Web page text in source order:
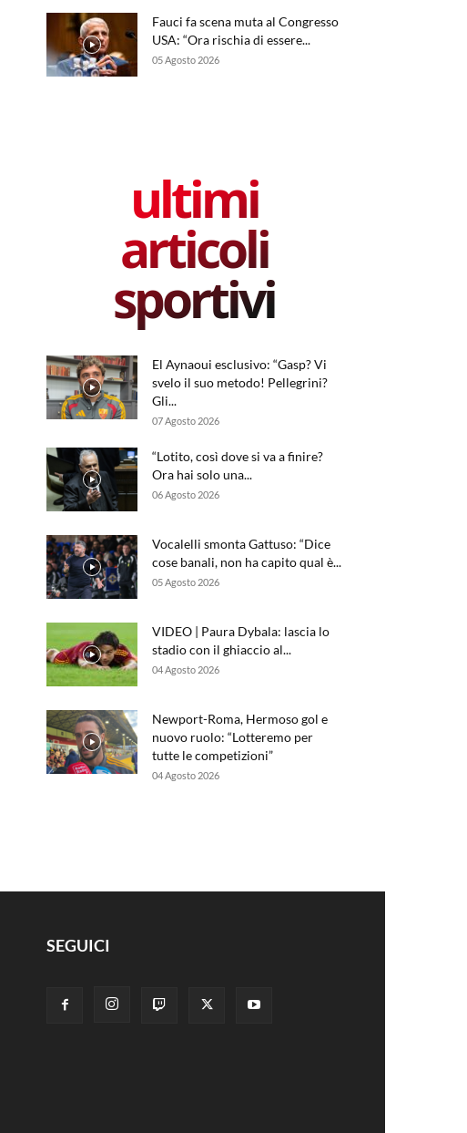
Fauci fa scena muta al Congresso
USA: “Ora rischia di essere...
05 Agosto 2026
ultimi
articoli
sportivi
El Aynaoui esclusivo: “Gasp? Vi
svelo il suo metodo! Pellegrini?
Gli...
07 Agosto 2026
“Lotito, così dove si va a finire?
Ora hai solo una...
06 Agosto 2026
Vocalelli smonta Gattuso: “Dice
cose banali, non ha capito qual è...
05 Agosto 2026
VIDEO | Paura Dybala: lascia lo
stadio con il ghiaccio al...
04 Agosto 2026
Newport-Roma, Hermoso gol e
nuovo ruolo: “Lotteremo per
tutte le competizioni”
04 Agosto 2026
SEGUICI